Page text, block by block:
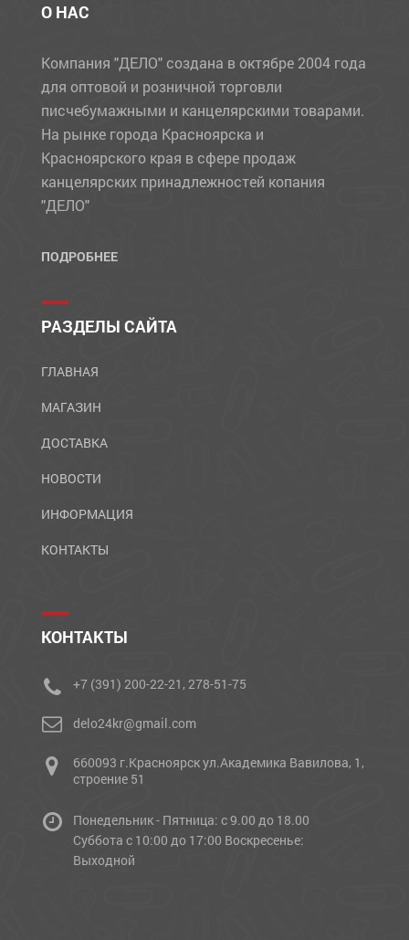
О НАС
Компания "ДЕЛО" создана в октябре 2004 года
для оптовой и розничной торговли
писчебумажными и канцелярскими товарами.
На рынке города Красноярска и
Красноярского края в сфере продаж
канцелярских принадлежностей копания
"ДЕЛО"
ПОДРОБНЕЕ
РАЗДЕЛЫ САЙТА
ГЛАВНАЯ
МАГАЗИН
ДОСТАВКА
НОВОСТИ
ИНФОРМАЦИЯ
КОНТАКТЫ
КОНТАКТЫ
+7 (391) 200-22-21, 278-51-75
delo24kr@gmail.com
660093 г.Красноярск ул.Академика Вавилова, 1,
строение 51
Понедельник - Пятница: с 9.00 до 18.00
Cуббота с 10:00 до 17:00 Воскресенье:
Выходной